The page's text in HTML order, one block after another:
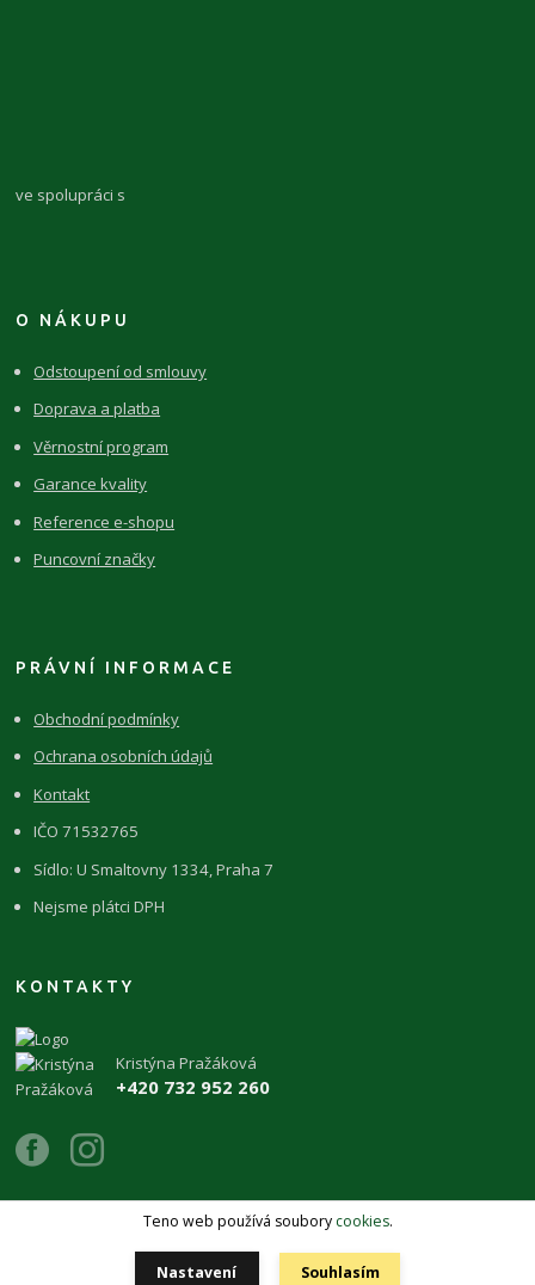
ve spolupráci s
O NÁKUPU
Odstoupení od smlouvy
Doprava a platba
Věrnostní program
Garance kvality
Reference e-shopu
Puncovní značky
PRÁVNÍ INFORMACE
Obchodní podmínky
Ochrana osobních údajů
Kontakt
IČO 71532765
Sídlo: U Smaltovny 1334, Praha 7
Nejsme plátci DPH
KONTAKTY
Kristýna Pražáková
+420 732 952 260
Copyright 2026 © ŽIVÉKAMENY Kristýna Pražáková
Teno web používá soubory cookies.
Nastavení Souhlasím